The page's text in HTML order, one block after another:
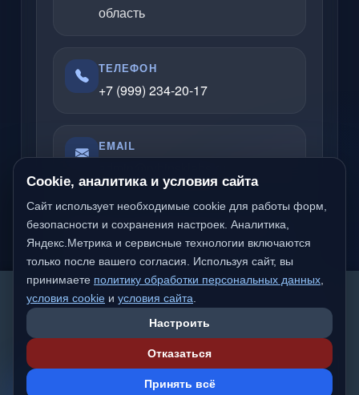
We detected you are likely not from a Russian-
speaking region. Would you like to switch to the
international version of the site?
Switch to International
Stay on
область
ТЕЛЕФОН
+7 (999) 234-20-17
EMAIL
Отвечаю по вопросам услуг, сайтов,
серверов, облачных решений и
компьютерной помощи.
Надёжный частный специалист
Работаю официально
Сделано с вниманием к качеству и деталям
Cookie, аналитика и условия сайта
Сайт использует необходимые cookie для работы форм,
безопасности и сохранения настроек. Аналитика,
Яндекс.Метрика и сервисные технологии включаются
только после вашего согласия. Используя сайт, вы
принимаете политику обработки персональных данных
условия cookie и условия сайта
Настроить
Отказаться
Принять всё